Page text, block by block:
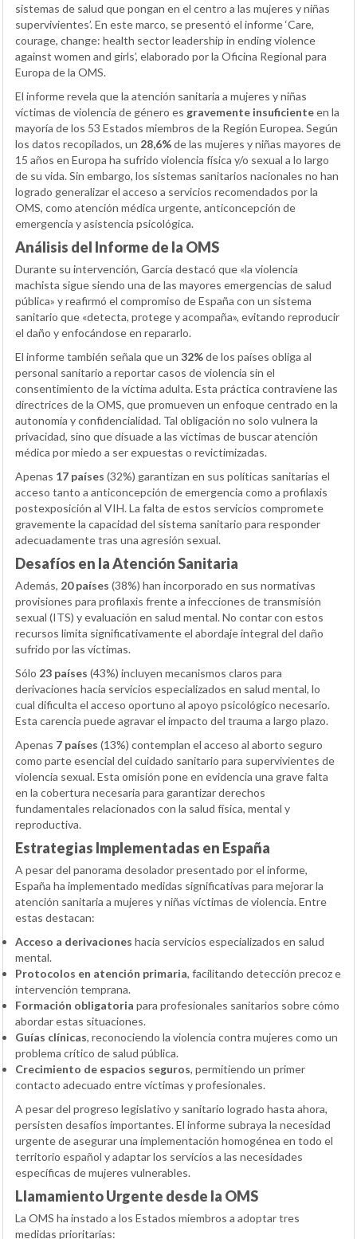
sistemas de salud que pongan en el centro a las mujeres y niñas
supervivientes’. En este marco, se presentó el informe ‘Care,
courage, change: health sector leadership in ending violence
against women and girls’, elaborado por la Oficina Regional para
Europa de la OMS.
El informe revela que la atención sanitaria a mujeres y niñas
víctimas de violencia de género es gravemente insuficienteen la
mayoría de los 53 Estados miembros de la Región Europea. Según
los datos recopilados, un 28,6%de las mujeres y niñas mayores de
15 años en Europa ha sufrido violencia física y/o sexual a lo largo
de su vida. Sin embargo, los sistemas sanitarios nacionales no han
logrado generalizar el acceso a servicios recomendados por la
OMS, como atención médica urgente, anticoncepción de
emergencia y asistencia psicológica.
Análisis del Informe de la OMS
Durante su intervención, García destacó que «la violencia
machista sigue siendo una de las mayores emergencias de salud
pública» y reafirmó el compromiso de España con un sistema
sanitario que «detecta, protege y acompaña», evitando reproducir
el daño y enfocándose en repararlo.
El informe también señala que un 32%de los países obliga al
personal sanitario a reportar casos de violencia sin el
consentimiento de la víctima adulta. Esta práctica contraviene las
directrices de la OMS, que promueven un enfoque centrado en la
autonomía y confidencialidad. Tal obligación no solo vulnera la
privacidad, sino que disuade a las víctimas de buscar atención
médica por miedo a ser expuestas o revictimizadas.
Apenas 17 países (32%) garantizan en sus políticas sanitarias el
acceso tanto a anticoncepción de emergencia como a profilaxis
postexposición al VIH. La falta de estos servicios compromete
gravemente la capacidad del sistema sanitario para responder
adecuadamente tras una agresión sexual.
Desafíos en la Atención Sanitaria
Además, 20 países (38%) han incorporado en sus normativas
provisiones para profilaxis frente a infecciones de transmisión
sexual (ITS) y evaluación en salud mental. No contar con estos
recursos limita significativamente el abordaje integral del daño
sufrido por las víctimas.
Sólo 23 países (43%) incluyen mecanismos claros para
derivaciones hacia servicios especializados en salud mental, lo
cual dificulta el acceso oportuno al apoyo psicológico necesario.
Esta carencia puede agravar el impacto del trauma a largo plazo.
Apenas 7 países (13%) contemplan el acceso al aborto seguro
como parte esencial del cuidado sanitario para supervivientes de
violencia sexual. Esta omisión pone en evidencia una grave falta
en la cobertura necesaria para garantizar derechos
fundamentales relacionados con la salud física, mental y
reproductiva.
Estrategias Implementadas en España
A pesar del panorama desolador presentado por el informe,
España ha implementado medidas significativas para mejorar la
atención sanitaria a mujeres y niñas víctimas de violencia. Entre
estas destacan:
Acceso a derivaciones hacia servicios especializados en salud
mental.
Protocolos en atención primaria, facilitando detección precoz e
intervención temprana.
Formación obligatoria para profesionales sanitarios sobre cómo
abordar estas situaciones.
Guías clínicas, reconociendo la violencia contra mujeres como un
problema crítico de salud pública.
Crecimiento de espacios seguros, permitiendo un primer
contacto adecuado entre víctimas y profesionales.
A pesar del progreso legislativo y sanitario logrado hasta ahora,
persisten desafíos importantes. El informe subraya la necesidad
urgente de asegurar una implementación homogénea en todo el
territorio español y adaptar los servicios a las necesidades
específicas de mujeres vulnerables.
Llamamiento Urgente desde la OMS
La OMS ha instado a los Estados miembros a adoptar tres
medidas prioritarias: